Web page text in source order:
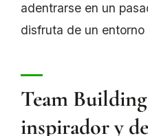
adentrarse en un
disfruta de un
Team
inspirador y